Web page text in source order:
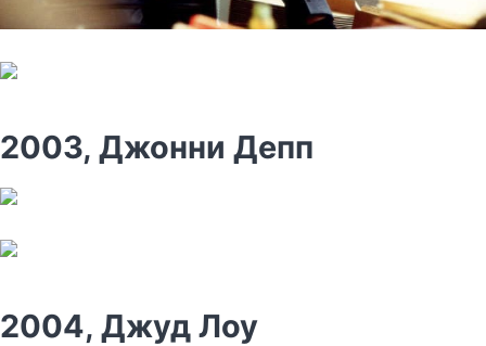
2003, Джонни Депп
2004, Джуд Лоу